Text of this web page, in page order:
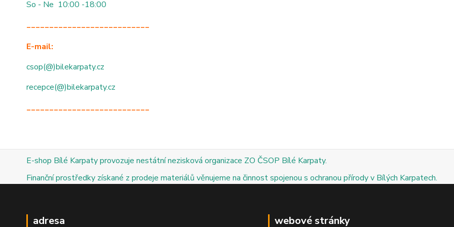
So - Ne 10:00 -18:00
___________________________
E-mail:
csop(@)bilekarpaty.cz
recepce(@)bilekarpaty.cz
___________________________
E-shop Bílé Karpaty provozuje nestátní nezisková organizace ZO ČSOP Bílé Karpaty.
Finanční prostředky získané z prodeje materiálů věnujeme na činnost spojenou s ochranou přírody v Bílých Karpatech.
adresa webové stránky